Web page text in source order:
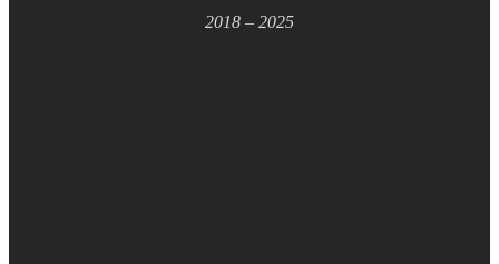
2018 – 2025